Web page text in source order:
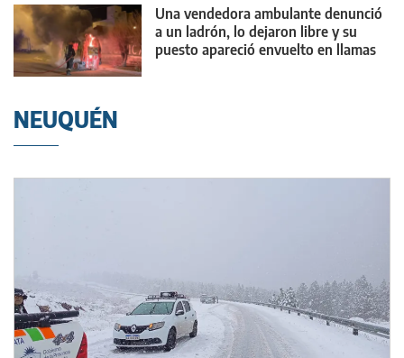
Una vendedora ambulante denunció
a un ladrón, lo dejaron libre y su
puesto apareció envuelto en llamas
NEUQUÉN